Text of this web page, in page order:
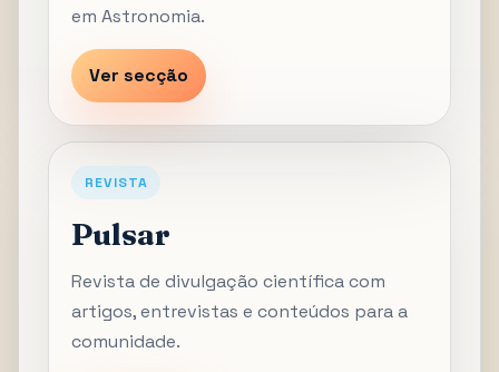
em Astronomia.
Ver secção
REVISTA
Pulsar
Revista de divulgação científica com
artigos, entrevistas e conteúdos para a
comunidade.